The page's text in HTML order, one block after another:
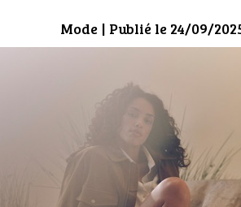
Mode | Publié le 24/09/